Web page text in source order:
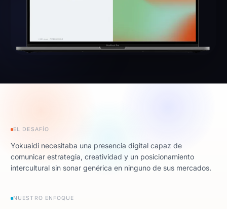
EL DESAFÍO
Yokuaidi necesitaba una presencia digital capaz de
comunicar estrategia, creatividad y un posicionamiento
intercultural sin sonar genérica en ninguno de sus mercados.
NUESTRO ENFOQUE